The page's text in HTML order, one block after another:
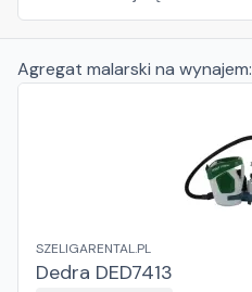
Agregat malarski na wynajem:
SZELIGARENTAL.PL
Dedra DED7413